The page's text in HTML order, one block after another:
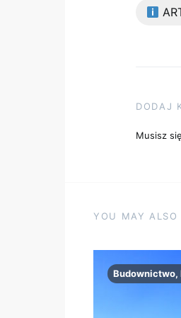
DODAJ
Musisz się
YOU MAY ALSO
Budownictwo,